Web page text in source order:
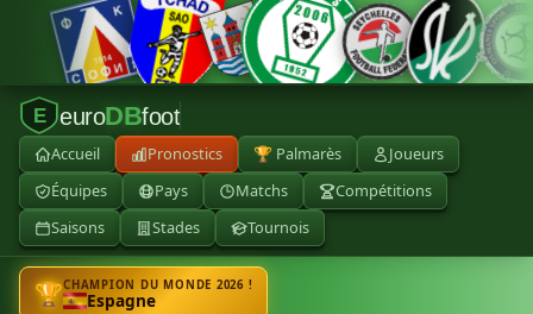
E euroDBfoot
Accueil Pronostics 🏆 Palmarès
Joueurs
Équipes
Pays Matchs
Compétitions
Saisons
Stades Tournois
🏆CHAMPION DU MONDE 2026 !
Espagne